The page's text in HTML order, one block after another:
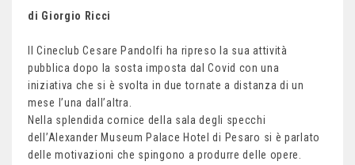
di Giorgio Ricci
Il Cineclub Cesare Pandolfi ha ripreso la sua attività
pubblica dopo la sosta imposta dal Covid con una
iniziativa che si è svolta in due tornate a distanza di un
mese l’una dall’altra.
Nella splendida cornice della sala degli specchi
dell’Alexander Museum Palace Hotel di Pesaro si è parlato
delle motivazioni che spingono a produrre delle opere.